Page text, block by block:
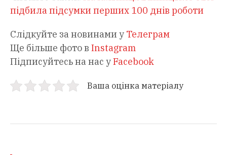
підбила підсумки перших 100 днів роботи
Слідкуйте за новинами у Телеграм
Ще більше фото в Instagram
Підписуйтесь на нас уFacebook
Ваша оцінка матеріалу